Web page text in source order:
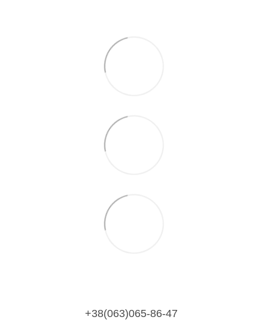
+38(063)065-86-47